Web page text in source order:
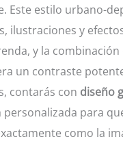
Este estilo urbano-
ilustraciones y
y la combinación
un contraste
contarás con diseño
personalizada para
como la